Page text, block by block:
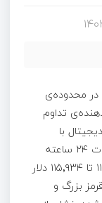
تاریخ ۱۴ اکتبر (۲۳ مهر) در محدوده‌ی
نشان‌دهنده‌ی تداوم
با
سرمایه‌ی بازار ۲.۲۱ تریلیون دلار و حجم معاملات ۲۴ ساعته
۷۵.۹۷ میلیارد دلار، در محدوده‌ی روزانه ۱۱۰٬۲۵۶ تا ۱۱۵٬۹۳۴ دلار
بزرگ و